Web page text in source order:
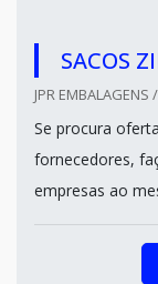
SACOS
JPR EMBALAGENS
Se procura
fornecedores,
empresas ao